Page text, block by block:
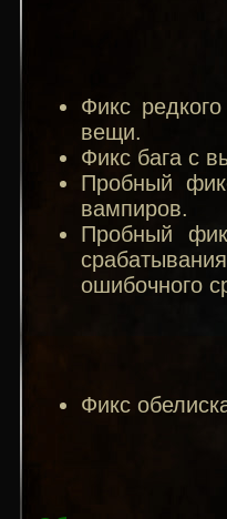
Фикс
вещи.
Фикс бага с
Пробный
вампиров.
Пробный
ошибочного
Фикс